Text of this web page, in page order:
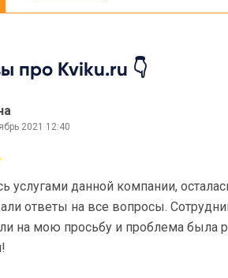
про Kviku.ru 👇
2021 12:40
услугами данной компании,
ответы на все вопросы.
на мою просьбу и проблема была